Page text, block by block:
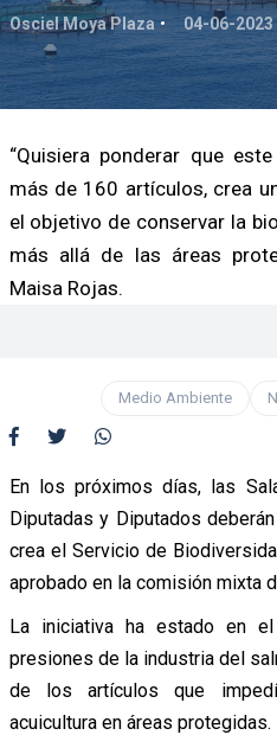
Osciel Moya Plaza 04-06-2023
“Quisiera ponderar que
más de 160 artículos, crea
el objetivo de conservar la
más allá de las áreas
Maisa Rojas.
Medio Ambiente
En los próximos días, las
Diputadas y Diputados
crea el Servicio de
aprobado en la comisión mixta
La iniciativa ha estado en
presiones de la industria del
de los artículos que
acuicultura en áreas protegidas.